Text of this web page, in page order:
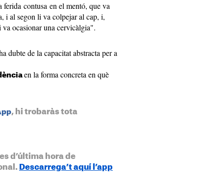
ferida contusa en el mentó, que va
i al segon li va colpejar al cap, i,
va ocasionar una cervicàlgia".
de la capacitat abstracta per a
en la forma concreta en què
, hi trobaràs tota
d’última hora de
Descarrega’t aquí l’app